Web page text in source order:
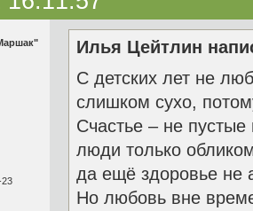
23
Илья Цейтлин
С детских лет не
слишком сухо,
Счастье – не
люди только
да ещё здоровье не
Но любовь вне